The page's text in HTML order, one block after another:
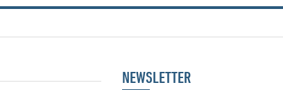
NEWSLETTER